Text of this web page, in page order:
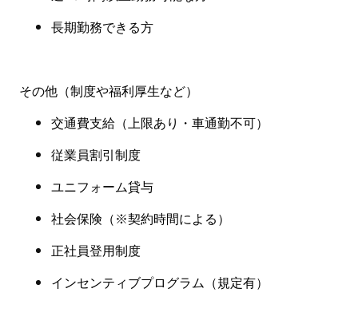
長期勤務できる方
その他（制度や福利厚生など）
交通費支給（上限あり・ 車通勤不可）
従業員割引制度
ユニフォーム貸与
社会保険 （※契約時間による）
正社員登用制度
インセンティブプログラム（規定有）